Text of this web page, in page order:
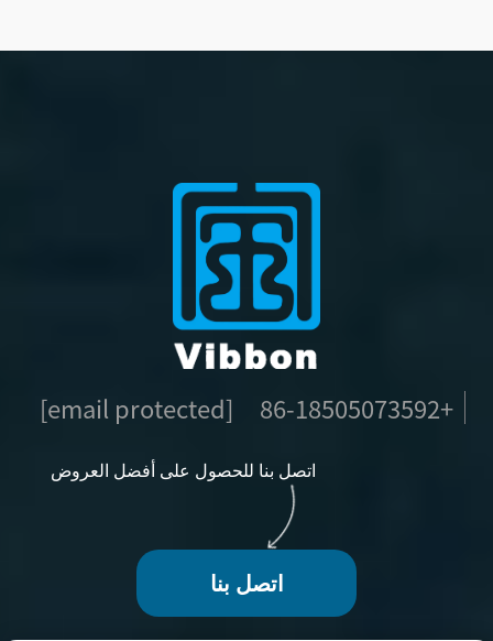
+86-18505073592
[email protected]
اتصل بنا للحصول على أفضل العروض
اتصل بنا